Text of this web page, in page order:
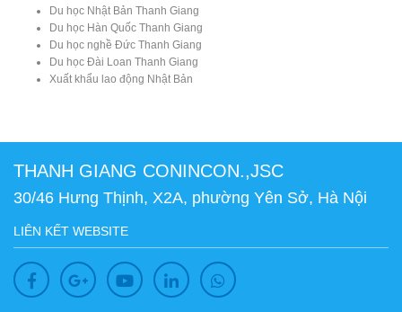
Du học Nhật Bản Thanh Giang
Du học Hàn Quốc Thanh Giang
Du học nghề Đức Thanh Giang
Du học Đài Loan Thanh Giang
Xuất khẩu lao động Nhật Bản
THANH GIANG CONINCON.,JSC
30/46 Hưng Thịnh, X2A, phường Yên Sở, Hà Nội
LIÊN KẾT WEBSITE